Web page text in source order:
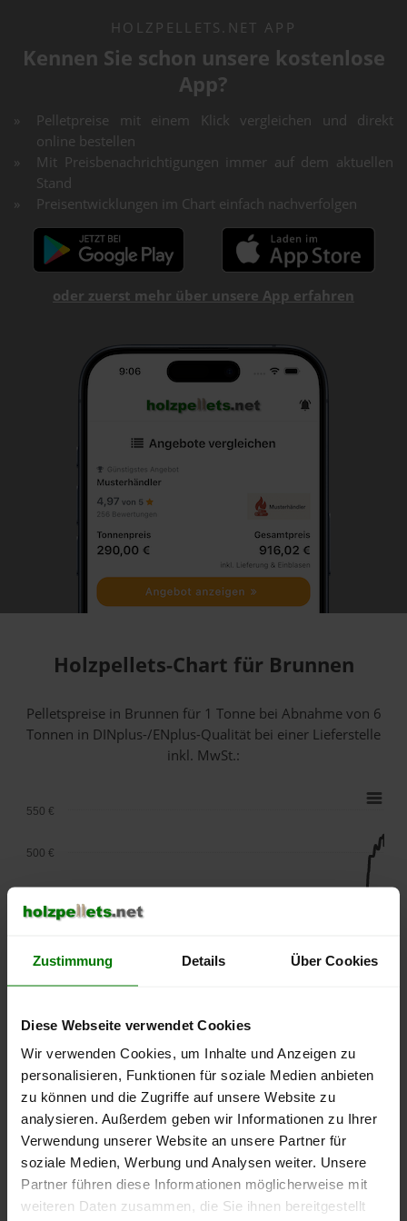
Zustimmung Details Über Cookies
Diese Webseite verwendet Cookies
Wir verwenden Cookies, um Inhalte und Anzeigen zu
personalisieren, Funktionen für soziale Medien anbieten
zu können und die Zugriffe auf unsere Website zu
analysieren. Außerdem geben wir Informationen zu Ihrer
Verwendung unserer Website an unsere Partner für
soziale Medien, Werbung und Analysen weiter. Unsere
Partner führen diese Informationen möglicherweise mit
weiteren Daten zusammen, die Sie ihnen bereitgestellt
HOLZPELLETS.NET APP
Kennen Sie schon unsere kostenlose
App?
Pelletpreise mit einem Klick vergleichen und direkt
online bestellen
Mit Preisbenachrichtigungen immer auf dem aktuellen
Stand
Preisentwicklungen im Chart einfach nachverfolgen
oder zuerst mehr über unsere App erfahren
Holzpellets-Chart für Brunnen
Pelletspreise in Brunnen für 1 Tonne bei Abnahmevon 6
Tonnen in DINplus-/ENplus-Qualität bei einer Lieferstelle
inkl. MwSt.:
lose Ware Sackware
September
Januar
Mai
250 €
300 €
500 €
550 €
Die aktuelle Preisentwicklung für Holzpellets in Deutschland
können Sie jederzeit auf unsererPelletspreise-Seite
nachvollziehen.